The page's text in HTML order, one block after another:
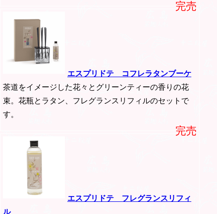
完売
エスプリドテ コフレラタンブーケ
茶道をイメージした花々とグリーンティーの香りの花
束。花瓶とラタン、フレグランスリフィルのセットで
す。
完売
エスプリドテ フレグランスリフィ
ル